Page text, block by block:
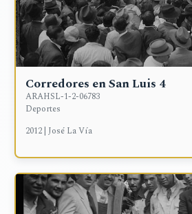
Corredores en San Luis 4
ARAHSL-1-2-06783
Deportes
2012 | José La Vía